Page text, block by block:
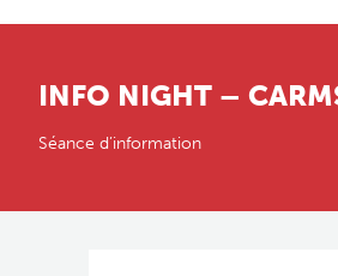
INFO NIGHT –
Séance d’information